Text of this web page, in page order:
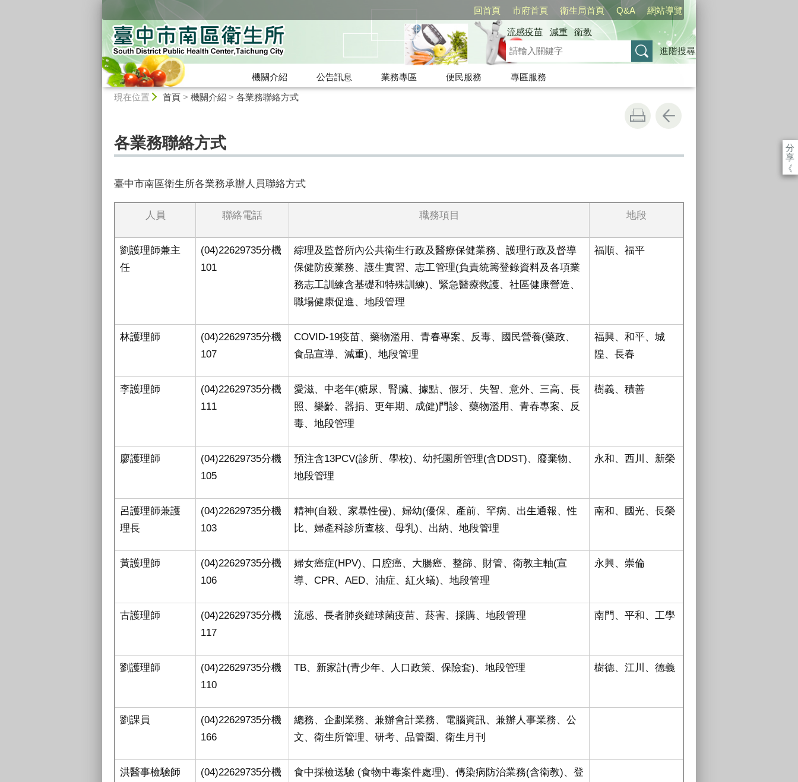
回首頁 市府首頁 衛生局首頁 Q&A 網站導覽
流感疫苗 減重
衛教
進階搜尋
機關介紹 公告訊息 業務專區 便民服務
專區服務
現在位置 首頁> 機關介紹 > 各業務聯絡方式
分
享
《
各業務聯絡方式
臺中市南區衛生所各業務承辦人員聯絡方式
人員 聯絡電話 職務項目 地段
劉護理師兼主
任
(04)22629735分機
101
綜理及監督所內公共衛生行政及醫療保健業務、護理行政及督導
保健防疫業務、護生實習、志工管理(負責統籌登錄資料及各項業
務志工訓練含基礎和特殊訓練) 、緊急醫療救護、社區健康營造、
職場健康促進、地段管理
福順、福平
林護理師
(04)22629735分機
107
COVID-19疫苗、藥物濫用、青春專案、反毒、國民營養(藥政、
食品宣導、減重)、地段管理
福興、和平、城
隍、長春
李護理師
(04)22629735分機
111
愛滋、中老年(糖尿、腎臟、據點、假牙、失智、意外、三高、長
照、樂齡、器捐、更年期、成健)門診、藥物濫用、青春專案、反
毒、地段管理
樹義、積善
廖護理師
(04)22629735分機
105
預注含13PCV(診所、學校) 、幼托園所管理(含DDST) 、廢棄物、
地段管理
永和、西川、新榮
呂護理師兼護
理長
(04)22629735分機
103
精神(自殺、家暴性侵) 、婦幼(優保、產前、罕病、出生通報、性
比、婦產科診所查核、母乳)、出納、地段管理
南和、國光、長榮
黃護理師
(04)22629735分機
106
婦女癌症(HPV)、口腔癌、大腸癌、整篩、財管、衛教主軸(宣
導、CPR、AED、油症、紅火蟻)、地段管理
永興、崇倫
古護理師
(04)22629735分機
117
流感、長者肺炎鏈球菌疫苗 、菸害、採購、地段管理 南門、平和、工學
劉護理師
(04)22629735分機
110
TB、新家計(青少年、人口政策、保險套)、地段管理 樹德、江川、德義
劉課員
(04)22629735分機
166
總務、企劃業務、兼辦會計業務、電腦資訊、兼辦人事業務、公
文、衛生所管理、研考、品管圈、衛生月刊
洪醫事檢驗師
(04)22629735分機
食中採檢送驗 (食物中毒案件處理) 、傳染病防治業務(含衛教) 、登